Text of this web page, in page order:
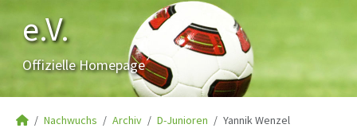
e.V.
Offizielle Homepage
Nachwuchs Archiv D-Junioren Yannik Wenzel